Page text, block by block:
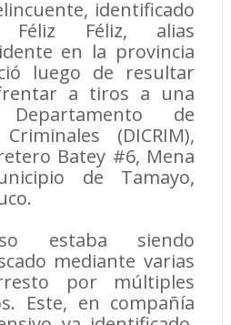
identificado
Féliz Féliz, alias
en la provincia
luego de resultar
a tiros a una
de
(DICRIM),
Batey #6, Mena
de Tamayo,
estaba siendo
mediante varias
por múltiples
Este, en compañía